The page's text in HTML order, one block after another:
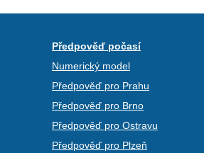
Předpověď počasí
Numerický model
Předpověď pro Prahu
Předpověď pro Brno
Předpověď pro Ostravu
Předpověď pro Plzeň